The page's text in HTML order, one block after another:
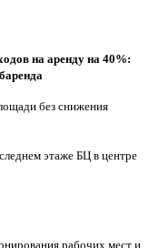
на аренду на 40%:
без снижения
этаже БЦ в центре
рабочих мест и